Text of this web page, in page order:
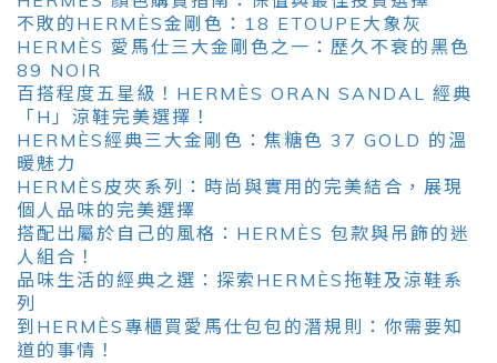
不敗的HERMÈS金剛色：18 ETOUPE大象灰
HERMÈS 愛馬仕三大金剛色之一：歷久不衰的黑色
89 NOIR
百搭程度五星級！HERMÈS ORAN SANDAL 經典
「H」涼鞋完美選擇！
HERMÈS經典三大金剛色：焦糖色 37 GOLD 的溫
暖魅力
HERMÈS皮夾系列：時尚與實用的完美結合，展現
個人品味的完美選擇
搭配出屬於自己的風格：HERMÈS 包款與吊飾的迷
人組合！
品味生活的經典之選：探索HERMÈS拖鞋及涼鞋系
列
到HERMÈS專櫃買愛馬仕包包的潛規則：你需要知
道的事情！